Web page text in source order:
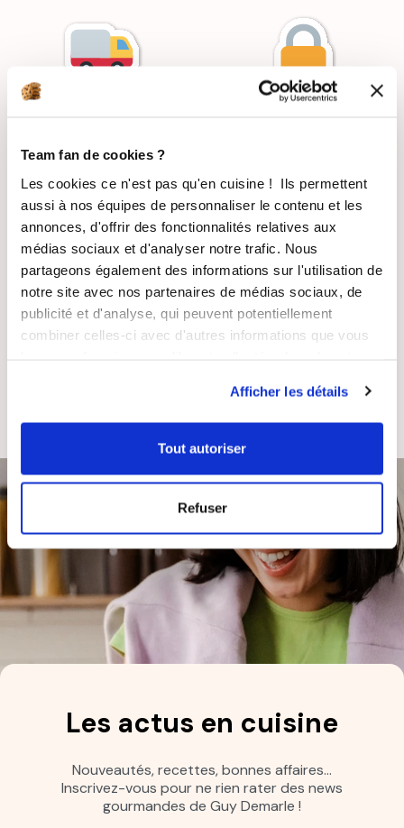
Team fan de cookies ?
Les cookies ce n'est pas qu'en cuisine ! Ils permettent
aussi à nos équipes de personnaliser le contenu et les
annonces, d'offrir des fonctionnalités relatives aux
médias sociaux et d'analyser notre trafic. Nous
partageons également des informations sur l'utilisation de
notre site avec nos partenaires de médias sociaux, de
publicité et d'analyse, qui peuvent potentiellement
combiner celles-ci avec d'autres informations que vous
Afficher les détails
Tout autoriser
Refuser
RECETTES
GRATUITES
SATISFAIT OU
REMBOURSÉ
FRANÇAISE
Les actus en cuisine
Nouveautés, recettes, bonnes affaires…
Inscrivez-vous pour ne rien rater des news
gourmandes de Guy Demarle !